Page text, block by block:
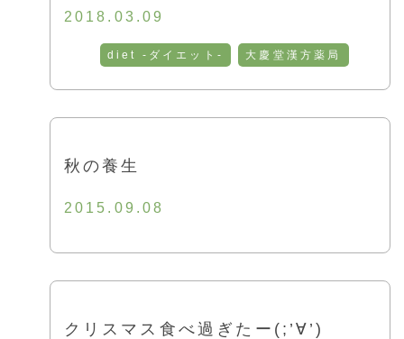
2018.03.09
diet -ダイエット- 大慶堂漢方薬局
秋の養生
2015.09.08
クリスマス食べ過ぎたー(;’∀’)